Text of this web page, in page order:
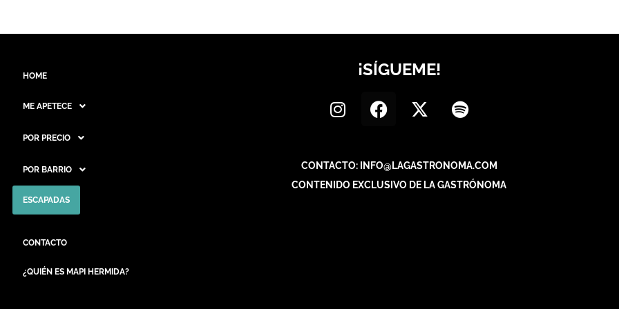
HOME
ME APETECE
POR PRECIO
POR BARRIO
ESCAPADAS
CONTACTO
¿QUIÉN ES MAPI HERMIDA?
¡SÍGUEME!
CONTACTO: INFO@LAGASTRONOMA.COM
CONTENIDO EXCLUSIVO DE LA GASTRÓNOMA